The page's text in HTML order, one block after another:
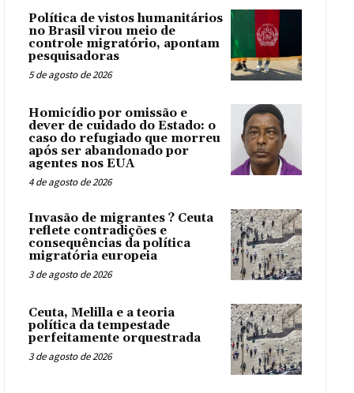
Política de vistos humanitários
no Brasil virou meio de
controle migratório, apontam
pesquisadoras
5 de agosto de 2026
Homicídio por omissão e
dever de cuidado do Estado: o
caso do refugiado que morreu
após ser abandonado por
agentes nos EUA
4 de agosto de 2026
Invasão de migrantes ? Ceuta
reflete contradições e
consequências da política
migratória europeia
3 de agosto de 2026
Ceuta, Melilla e a teoria
política da tempestade
perfeitamente orquestrada
3 de agosto de 2026